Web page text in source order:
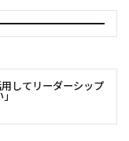
してリーダーシップ